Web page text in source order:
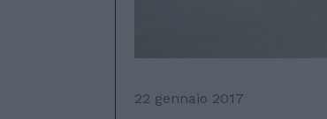
22 gennaio 2017